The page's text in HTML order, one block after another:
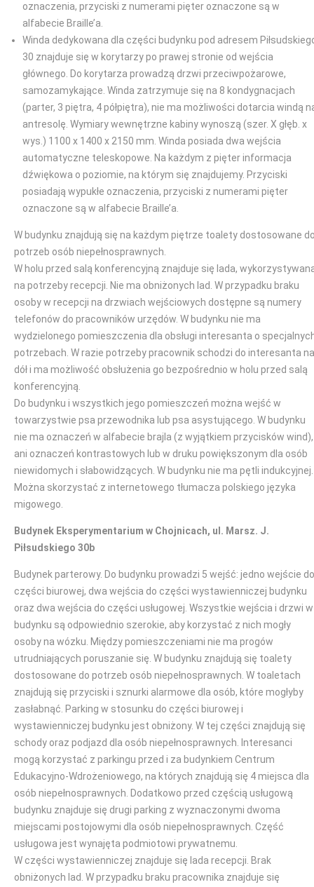
oznaczenia, przyciski z numerami pięter oznaczone są w
alfabecie Braille’a.
Winda dedykowana dla części budynku pod adresem
30 znajduje się w korytarzy po prawej stronie od wejścia
głównego. Do korytarza prowadzą drzwi przeciwpożarowe,
samozamykające. Winda zatrzymuje się na 8 kondygnacjach
(parter, 3 piętra, 4 półpiętra), nie ma możliwości dotarcia windą
antresolę. Wymiary wewnętrzne kabiny wynoszą (szer. X głęb. x
wys.) 1100 x 1400 x 2150 mm. Winda posiada dwa wejścia
automatyczne teleskopowe. Na każdym z pięter informacja
dźwiękowa o poziomie, na którym się znajdujemy. Przyciski
posiadają wypukłe oznaczenia, przyciski z numerami pięter
oznaczone są w alfabecie Braille’a.
W budynku znajdują się na każdym piętrze toalety dostosowane
potrzeb osób niepełnosprawnych.
W holu przed salą konferencyjną znajduje się lada,
na potrzeby recepcji. Nie ma obniżonych lad. W przypadku braku
osoby w recepcji na drzwiach wejściowych dostępne są numery
telefonów do pracowników urzędów. W budynku nie ma
wydzielonego pomieszczenia dla obsługi interesanta o
potrzebach. W razie potrzeby pracownik schodzi do interesanta na
dół i ma możliwość obsłużenia go bezpośrednio w holu przed salą
konferencyjną.
Do budynku i wszystkich jego pomieszczeń można wejść w
towarzystwie psa przewodnika lub psa asystującego. W budynku
nie ma oznaczeń w alfabecie brajla (z wyjątkiem przycisków wind),
ani oznaczeń kontrastowych lub w druku powiększonym dla osób
niewidomych i słabowidzących. W budynku nie ma pętli indukcyjnej.
Można skorzystać z internetowego tłumacza polskiego języka
migowego.
Budynek Eksperymentarium w Chojnicach, ul. Marsz. J.
Piłsudskiego 30b
Budynek parterowy. Do budynku prowadzi 5 wejść: jedno wejście do
części biurowej, dwa wejścia do części wystawienniczej budynku
oraz dwa wejścia do części usługowej. Wszystkie wejścia i drzwi w
budynku są odpowiednio szerokie, aby korzystać z nich mogły
osoby na wózku. Między pomieszczeniami nie ma progów
utrudniających poruszanie się. W budynku znajdują się toalety
dostosowane do potrzeb osób niepełnosprawnych. W toaletach
znajdują się przyciski i sznurki alarmowe dla osób, które mogłyby
zasłabnąć. Parking w stosunku do części biurowej i
wystawienniczej budynku jest obniżony. W tej części znajdują się
schody oraz podjazd dla osób niepełnosprawnych. Interesanci
mogą korzystać z parkingu przed i za budynkiem Centrum
Edukacyjno-Wdrożeniowego, na których znajdują się 4 miejsca dla
osób niepełnosprawnych. Dodatkowo przed częścią usługową
budynku znajduje się drugi parking z wyznaczonymi dwoma
miejscami postojowymi dla osób niepełnosprawnych. Część
usługowa jest wynajęta podmiotowi prywatnemu.
W części wystawienniczej znajduje się lada recepcji. Brak
obniżonych lad. W przypadku braku pracownika znajduje się